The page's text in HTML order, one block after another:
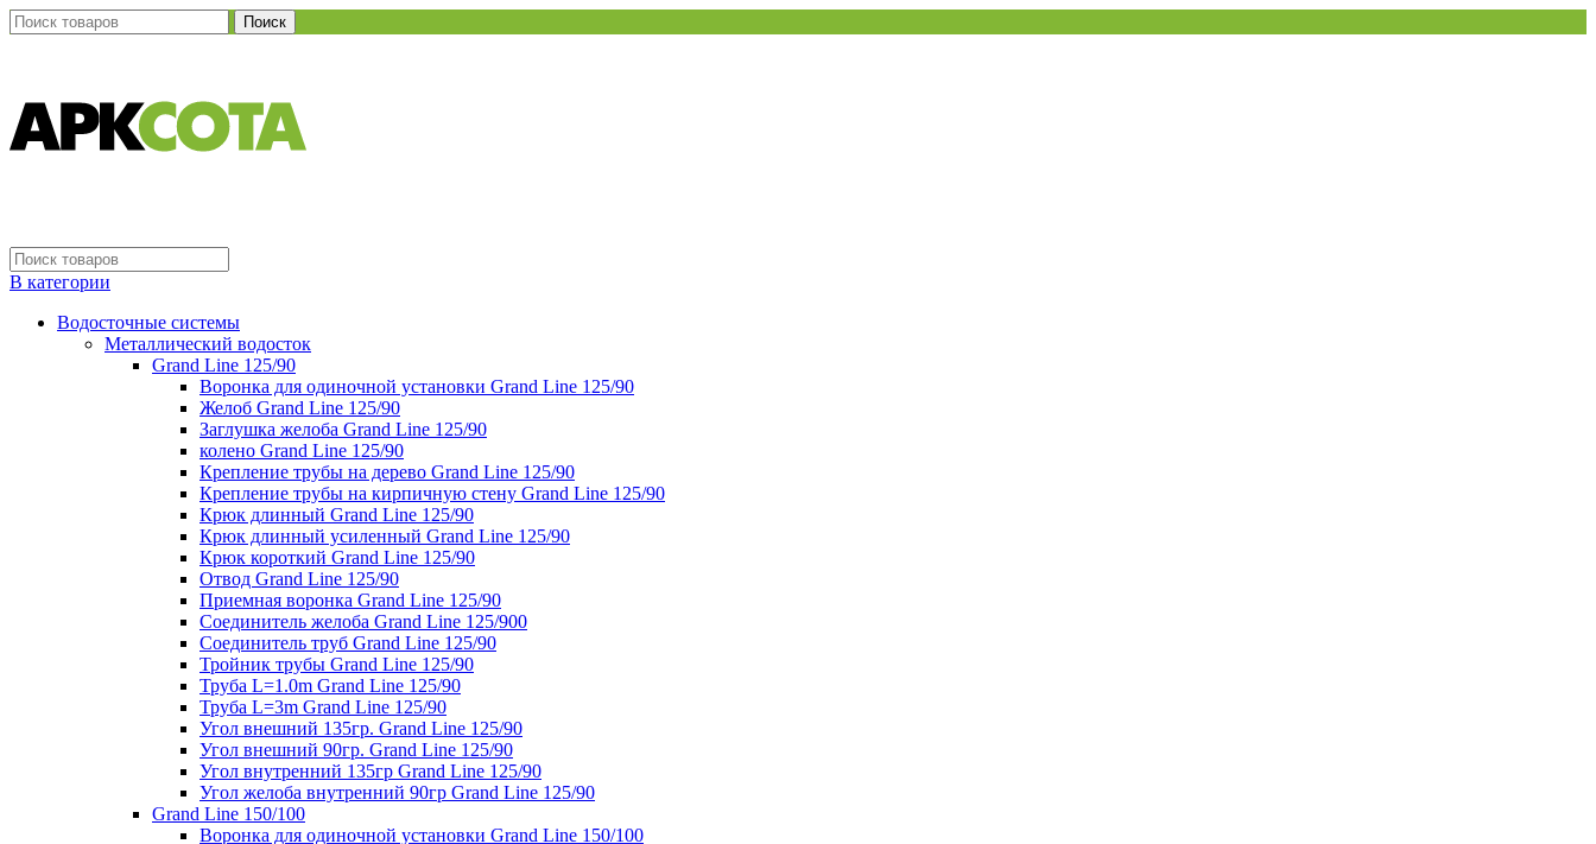
Поиск
В категории
Водосточные системы
Металлический водосток
Grand Line 125/90
Воронка для одиночной установки Grand Line 125/90
Желоб Grand Line 125/90
Заглушка желоба Grand Line 125/90
колено Grand Line 125/90
Крепление трубы на дерево Grand Line 125/90
Крепление трубы на кирпичную стену Grand Line 125/90
Крюк длинный Grand Line 125/90
Крюк длинный усиленный Grand Line 125/90
Крюк короткий Grand Line 125/90
Отвод Grand Line 125/90
Приемная воронка Grand Line 125/90
Соединитель желоба Grand Line 125/900
Соединитель труб Grand Line 125/90
Тройник трубы Grand Line 125/90
Труба L=1.0m Grand Line 125/90
Труба L=3m Grand Line 125/90
Угол внешний 135гр. Grand Line 125/90
Угол внешний 90гр. Grand Line 125/90
Угол внутренний 135гр Grand Line 125/90
Угол желоба внутренний 90гр Grand Line 125/90
Grand Line 150/100
Воронка для одиночной установки Grand Line 150/100